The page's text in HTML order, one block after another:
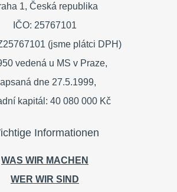
1, Česká republika
IČO: 25767101
(jsme plátci DPH)
vedená u MS v Praze,
dne 27.5.1999,
kapitál: 40 080 000 Kč
Informationen
WAS WIR MACHEN
WER WIR SIND